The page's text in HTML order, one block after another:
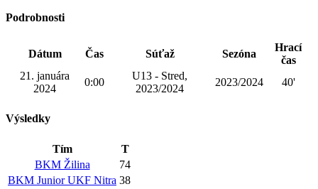
Podrobnosti
Dátum Čas Súťaž Sezóna
Hrací
čas
21. januára
2024
0:00
U13 - Stred,
2023/2024
2023/2024 40'
Výsledky
Tím
T
BKM Žilina
74
BKM Junior UKF Nitra 38